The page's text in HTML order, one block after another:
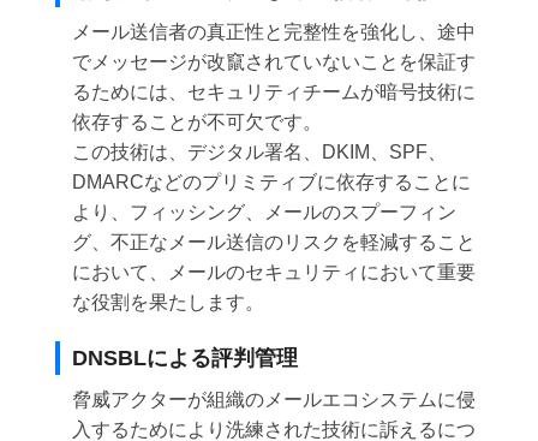
メール送信者の真正性と完整性を強化し、途中
でメッセージが改竄されていないことを保証す
るためには、セキュリティチームが暗号技術に
依存することが不可欠です。
この技術は、デジタル署名、DKIM、SPF、
DMARCなどのプリミティブに依存することに
より、フィッシング、メールのスプーフィン
グ、不正なメール送信のリスクを軽減すること
において、メールのセキュリティにおいて重要
な役割を果たします。
DNSBLによる評判管理
脅威アクターが組織のメールエコシステムに侵
入するためにより洗練された技術に訴えるにつ